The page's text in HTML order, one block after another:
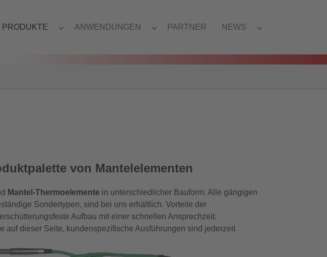
PRODUKTE ANWENDUNGEN PARTNER NEWS
von Mantelelementen
Mantel-Thermoelemente in unterschiedlicher Bauform. Alle gängigen
Sondertypen, sind bei uns erhältlich. Vorteile der
Aufbau mit einer schnellen Ansprechzeit.
auf dieser Seite, kundenspezifische Ausführungen sind jederzeit